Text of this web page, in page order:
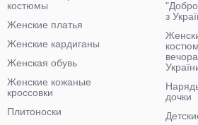
костюмы
Женские платья
Женские кардиганы
Женская обувь
Женские кожаные
кроссовки
Плитоноски
з
дочки